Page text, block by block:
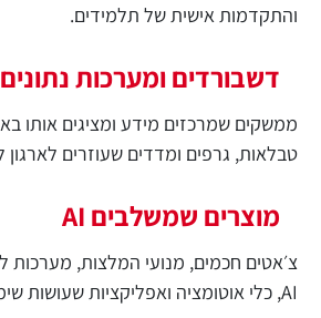
והתקדמות אישית של תלמידים.
דשבורדים ומערכות נתונים
ממשקים שמרכזים מידע ומציגים אותו
טבלאות, גרפים ומדדים שעוזרים
מוצרים שמשלבים AI
צ׳אטים חכמים, מנועי המלצות, מערכות
AI, כלי אוטומציה ואפליקציות שעושות שימוש במודלי שפה.